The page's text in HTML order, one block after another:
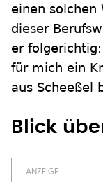
einen solchen
dieser
er
für mich ein
aus Scheeßel
Blick